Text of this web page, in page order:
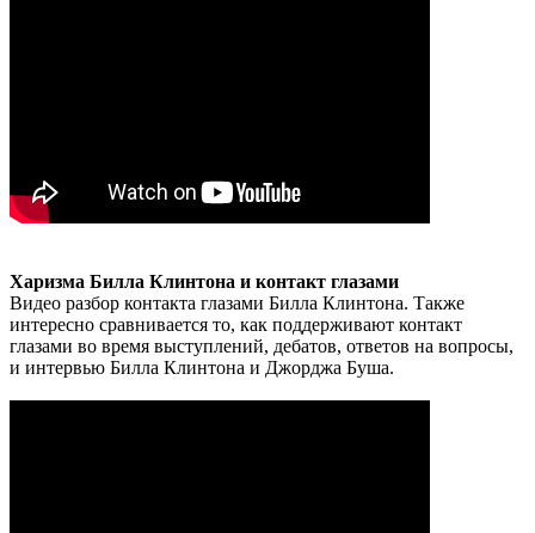
Харизма Билла Клинтона и контакт глазами
Видео разбор контакта глазами Билла Клинтона. Также
интересно сравнивается то, как поддерживают контакт
глазами во время выступлений, дебатов, ответов на вопросы,
и интервью Билла Клинтона и Джорджа Буша.